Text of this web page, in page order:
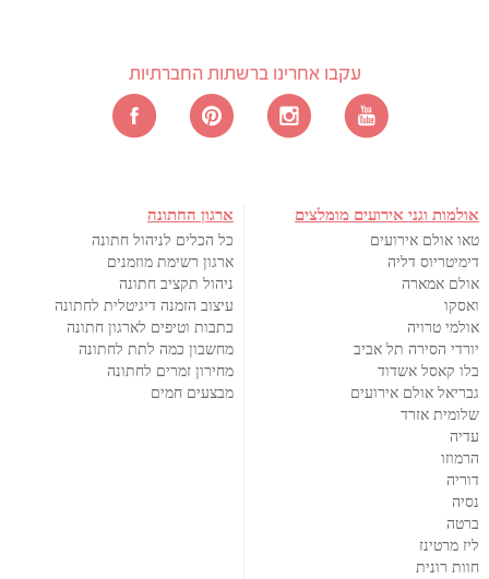
עקבו אחרינו ברשתות החברתיות
אולמות וגני אירועים מומלצים
טאו אולם אירועים
דימיטריוס דליה
אולם אמארה
ואסקו
אולמי טרויה
יורדי הסירה תל אביב
בלו קאסל אשדוד
גבריאל אולם אירועים
שלומית אזרד
עדיה
הרמוזו
דוריה
נסיה
ברטה
ליז מרטינז
חוות רונית
ארגון החתונה
כל הכלים לניהול חתונה
ארגון רשימת מוזמנים
ניהול תקציב חתונה
עיצוב הזמנה דיגיטלית לחתונה
כתבות וטיפים לארגון חתונה
מחשבון כמה לתת לחתונה
מחירון זמרים לחתונה
מבצעים חמים